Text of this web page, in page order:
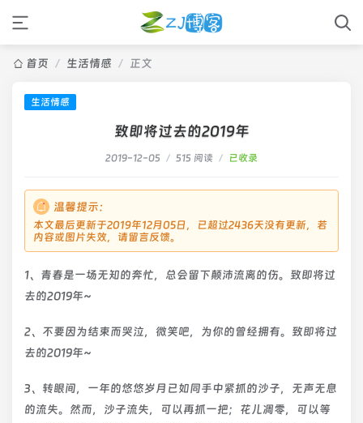
首页 / 生活情感 / 正文
生活情感
致即将过去的2019年
2019-12-05 / 515 阅读 / 已收录
温馨提示：
本文最后更新于2019年12月05日，已超过2436天没有更新，若
内容或图片失效，请留言反馈。
1、青春是一场无知的奔忙，总会留下颠沛流离的伤。致即将过
去的2019年~
2、不要因为结束而哭泣，微笑吧，为你的曾经拥有。致即将过
去的2019年~
3、转眼间，一年的悠悠岁月已如同手中紧抓的沙子，无声无息
的流失。然而，沙子流失，可以再抓一把；花儿凋零，可以等